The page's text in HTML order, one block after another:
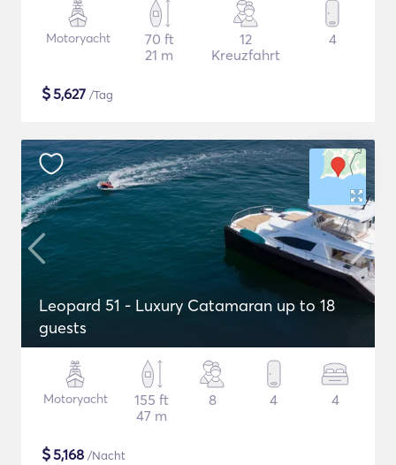
Motoryacht
70 ft
21 m
12
Kreuzfahrt
4
$5,627 /Tag
Leopard 51 - Luxury Catamaran up to 18
guests
Motoryacht
155 ft
47 m
8 4 4
$5,168 /Nacht